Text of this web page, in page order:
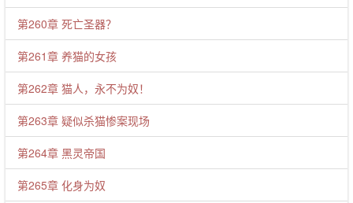
第260章 死亡圣器？
第261章 养猫的女孩
第262章 猫人，永不为奴！
第263章 疑似杀猫惨案现场
第264章 黑灵帝国
第265章 化身为奴